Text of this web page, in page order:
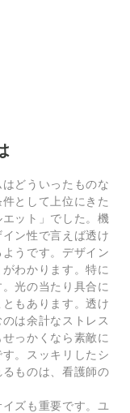
どういったものな
として上位にきた
ット」でした。機
ン性で言えば透け
うです。デザイン
わかります。特に
光の当たり具合に
もあります。透け
は余計なストレス
っかくなら素敵に
。スッキリしたシ
ものは、看護師の
ズも重要です。ユ